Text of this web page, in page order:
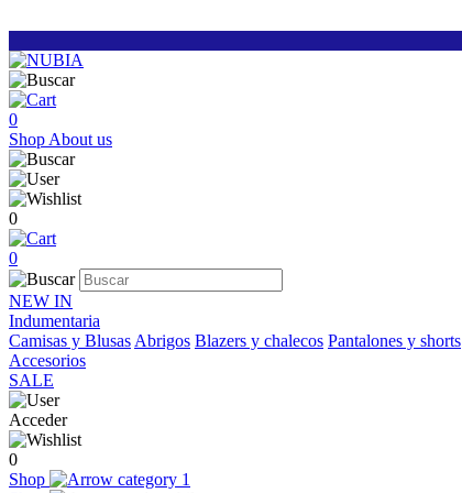
0
Shop About us
0
0
NEW IN
Indumentaria
Camisas y Blusas Abrigos Blazers y chalecos Pantalones y shorts
Accesorios
SALE
Acceder
0
Shop